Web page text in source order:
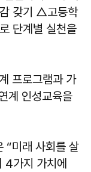
갖기 △고등학
단계별 실천을
프로그램과 가
계 인성교육을
“미래 사회를 살
4가지 가치에